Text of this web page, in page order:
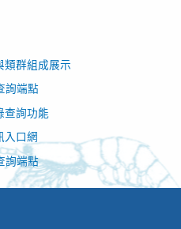
類群組成展示
詢端點
查詢功能​
入口網​
詢端點